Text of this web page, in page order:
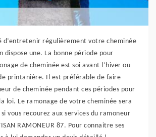
d’entretenir régulièrement votre cheminée
dispose une. La bonne période pour
de cheminée est soi avant l’hiver ou
printanière. Il est préférable de faire
de cheminée pendant ces périodes pour
loi. Le ramonage de votre cheminée sera
vous recourez aux services du ramoneur
RAMONEUR 87. Pour connaitre ses